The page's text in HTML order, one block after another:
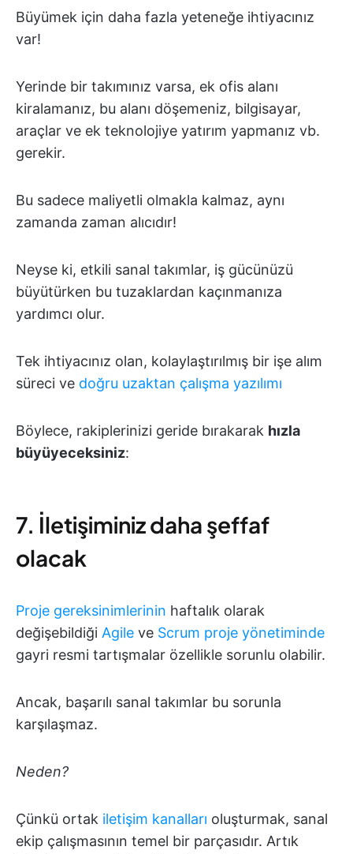
Büyümek için daha fazla yeteneğe ihtiyacınız
var!
Yerinde bir takımınız varsa, ek ofis alanı
kiralamanız, bu alanı döşemeniz, bilgisayar,
araçlar ve ek teknolojiye yatırım yapmanız vb.
gerekir.
Bu sadece maliyetli olmakla kalmaz, aynı
zamanda zaman alıcıdır!
Neyse ki, etkili sanal takımlar, iş gücünüzü
büyütürken bu tuzaklardan kaçınmanıza
yardımcı olur.
Tek ihtiyacınız olan, kolaylaştırılmış bir işe alım
süreci ve doğru uzaktan çalışma yazılımı
Böylece, rakiplerinizi geride bırakarak hızla
büyüyeceksiniz:
7. İletişiminiz daha şeffaf
olacak
Proje gereksinimlerinin haftalık olarak
değişebildiği Agile ve Scrum proje yönetiminde
gayri resmi tartışmalar özellikle sorunlu olabilir.
Ancak, başarılı sanal takımlar bu sorunla
karşılaşmaz.
Neden?
Çünkü ortak iletişim kanalları oluşturmak, sanal
ekip çalışmasının temel bir parçasıdır. Artık